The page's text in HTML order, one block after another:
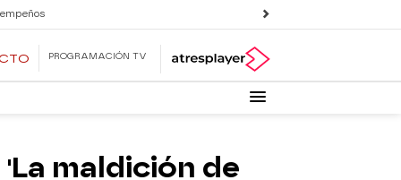
PROGRAMACIÓN TV
maldición de